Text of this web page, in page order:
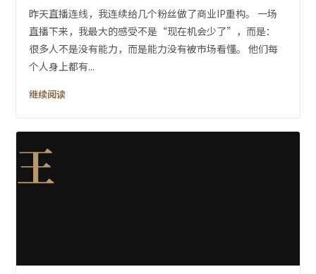
昨天直播连线，我连续给几个粉丝做了商业IP重构。 一场
直播下来，我最大的感受不是“现在机会少了”，而是：
很多人不是没有能力，而是能力没有被市场看懂。 他们每
个人身上都有...
继续阅读
王